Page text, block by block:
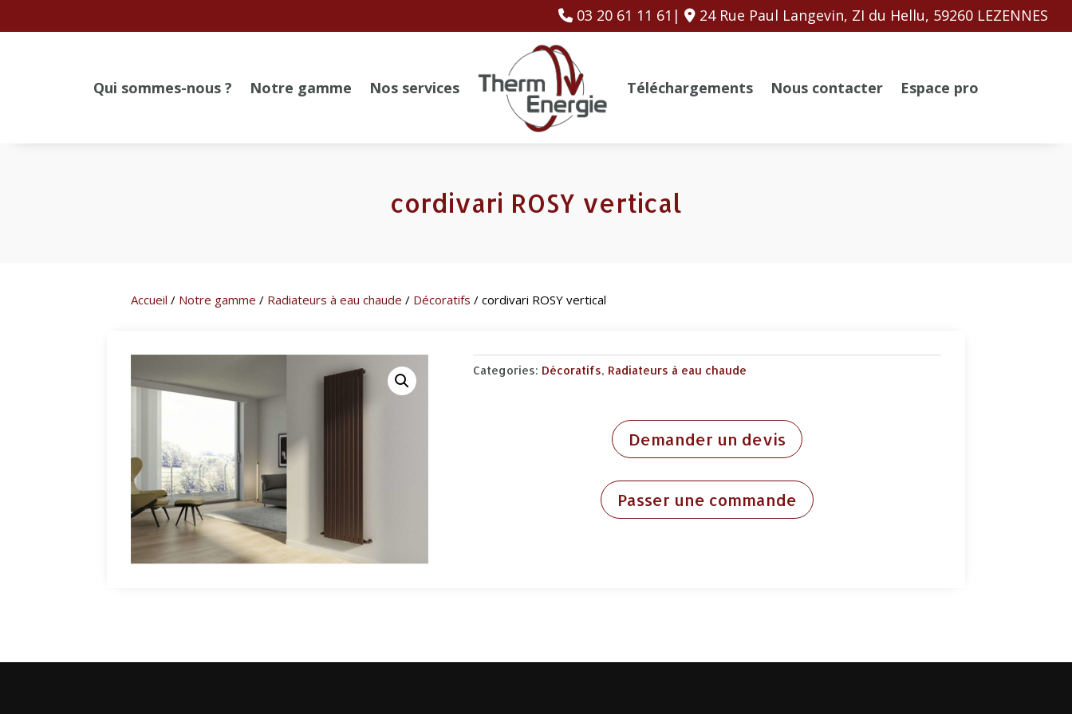
03 20 61 11 61| 24 Rue Paul Langevin, ZI du Hellu, 59260 LEZENNES
Qui sommes-nous ? Notre gamme Nos services Téléchargements Nous contacter Espace pro
cordivari ROSY vertical
Accueil / Notre gamme / Radiateurs à eau chaude / Décoratifs / cordivari ROSY vertical
Categories: Décoratifs, Radiateurs à eau chaude
Demander un devis
Passer une commande